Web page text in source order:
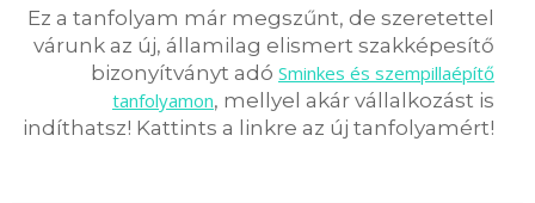
Ez a tanfolyam már megszűnt, de szeretettel
várunk az új, államilag elismert szakképesítő
bizonyítványt adó Sminkes és szempillaépítő
tanfolyamon, mellyel akár vállalkozást is
indíthatsz! Kattints a linkre az új tanfolyamért!